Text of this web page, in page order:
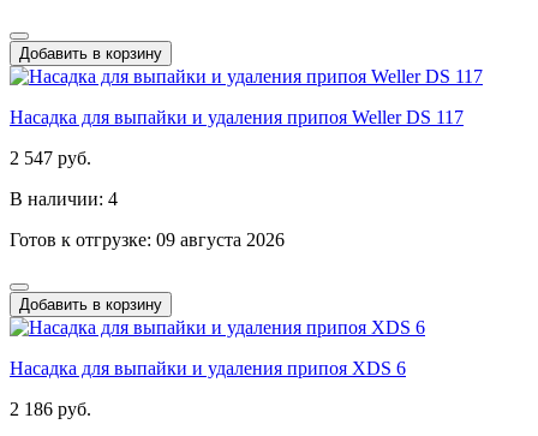
Добавить в корзину
Насадка для выпайки и удаления припоя Weller DS 117
2 547 руб.
В наличии: 4
Готов к отгрузке: 09 августа 2026
Добавить в корзину
Насадка для выпайки и удаления припоя XDS 6
2 186 руб.